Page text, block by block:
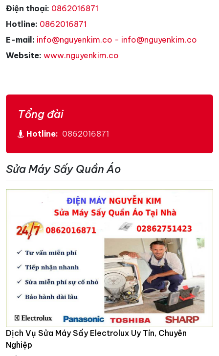
Điện thoại: 0862016871
Hotline: 0862016871
E-mail: info@nguyenkim.co - info@nguyenkim.co
Website: www.nguyenkim.co
Tổng đài
Hotline: 0862016871
Sửa Máy Sấy Quần Áo
Dịch Vụ Sửa Máy Sấy Electrolux Uy Tín, Chuyên
Nghiệp